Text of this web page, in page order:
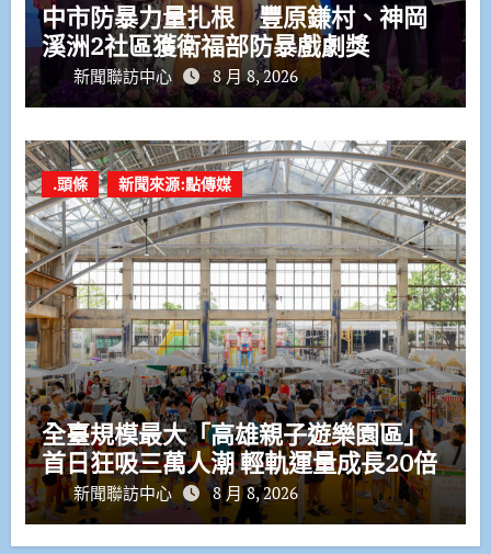
中市防暴力量扎根 豐原鎌村、神岡
溪洲2社區獲衛福部防暴戲劇獎
新聞聯訪中心 8 月 8, 2026
.頭條 新聞來源:點傳媒
全臺規模最大「高雄親子遊樂園區」
首日狂吸三萬人潮 輕軌運量成長20倍
新聞聯訪中心 8 月 8, 2026